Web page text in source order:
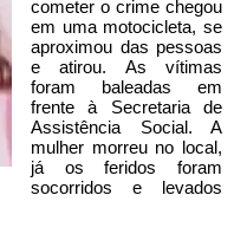
cometer o crime chegou
em uma motocicleta, se
aproximou das pessoas
e atirou. As vítimas
foram baleadas em
frente à Secretaria de
Assistência Social. A
mulher morreu no local,
já os feridos foram
socorridos e levados